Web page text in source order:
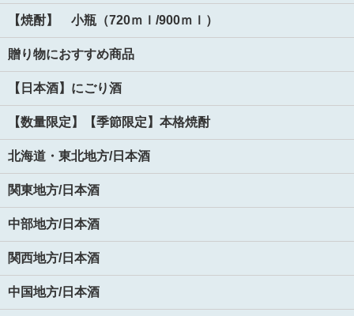
【焼酎】 小瓶（720ｍｌ/900ｍｌ）
贈り物におすすめ商品
【日本酒】にごり酒
【数量限定】【季節限定】本格焼酎
北海道・東北地方/日本酒
関東地方/日本酒
中部地方/日本酒
関西地方/日本酒
中国地方/日本酒